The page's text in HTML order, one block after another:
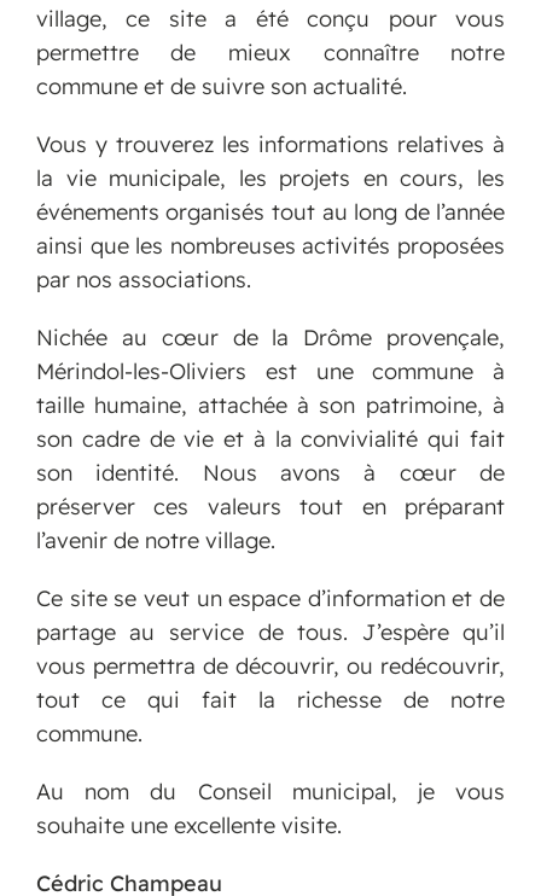
village, ce site a été conçu pour vous
permettre de mieux connaître notre
commune et de suivre son actualité.
Vous y trouverez les informations relatives à
la vie municipale, les projets en cours, les
événements organisés tout au long de l’année
ainsi que les nombreuses activités proposées
par nos associations.
Nichée au cœur de la Drôme provençale,
Mérindol-les-Oliviers est une commune à
taille humaine, attachée à son patrimoine, à
son cadre de vie et à la convivialité qui fait
son identité. Nous avons à cœur de
préserver ces valeurs tout en préparant
l’avenir de notre village.
Ce site se veut un espace d’information et de
partage au service de tous. J’espère qu’il
vous permettra de découvrir, ou redécouvrir,
tout ce qui fait la richesse de notre
commune.
Au nom du Conseil municipal, je vous
souhaite une excellente visite.
Cédric Champeau